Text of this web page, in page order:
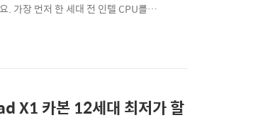
가장 먼저 한 세대 전 인텔 CPU를
크를 돌려본 후기를 공유를 드리
X1 카본 12세대 최저가 할